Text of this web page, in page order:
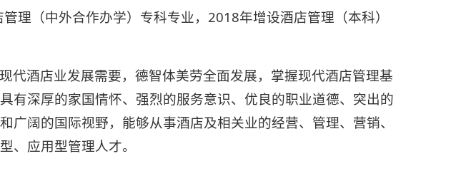
理（中外合作办学）专科专业，2018年增设酒店管理（本科）
代酒店业发展需要，德智体美劳全面发展，掌握现代酒店管理基
有深厚的家国情怀、强烈的服务意识、优良的职业道德、突出的
广阔的国际视野，能够从事酒店及相关业的经营、管理、营销、
、应用型管理人才。